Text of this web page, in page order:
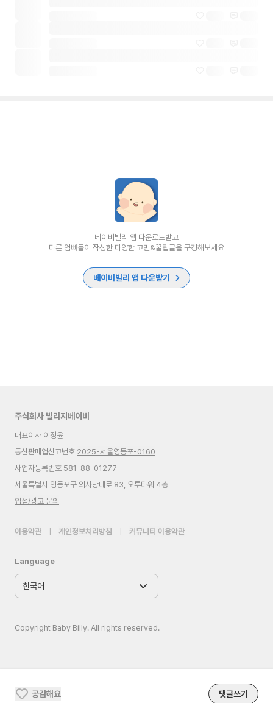
공감해요 댓글쓰기
베이비빌리 앱 다운로드받고
다른 엄빠들이 작성한 다양한 고민&꿀팁글을 구경해보세요
베이비빌리 앱 다운받기
주식회사 빌리지베이비
대표이사 이정윤
통신판매업신고번호 2025-서울영등포-0160
사업자등록번호 581-88-01277
서울특별시 영등포구 의사당대로 83, 오투타워 4층
입점/광고 문의
이용약관 개인정보처리방침 커뮤니티 이용약관
Language
Copyright Baby Billy. All rights reserved.